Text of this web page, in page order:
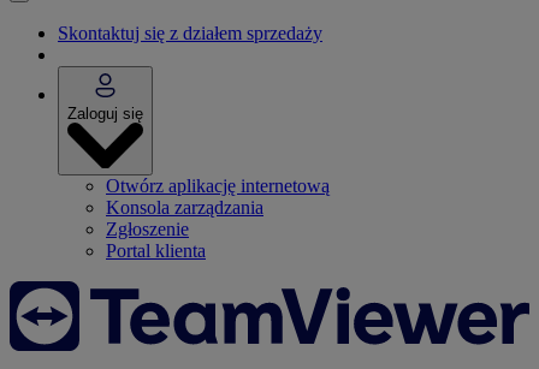
Skontaktuj się z działem sprzedaży
Zaloguj się
Otwórz aplikację internetową
Konsola zarządzania
Zgłoszenie
Portal klienta